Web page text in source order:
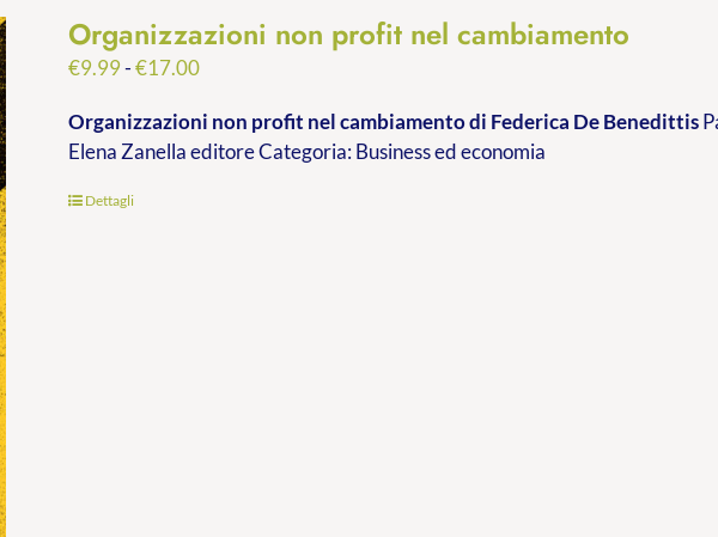
Organizzazioni non profit nel cambiamento
€9.99-€17.00Fascia
prezzo:
da
Organizzazioni non profit nel cambiamentodi Federica De Benedittis
Elena Zanella editore Categoria: Business ed economia
Dettagli